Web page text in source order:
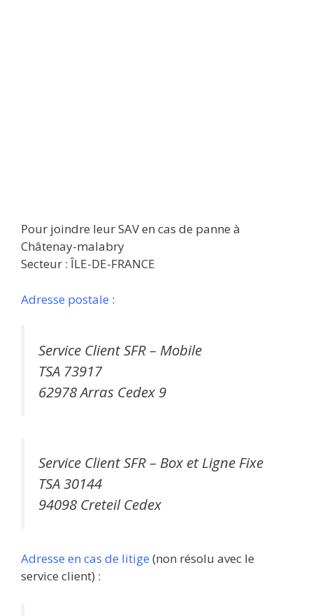
Pour joindre leur SAV en cas de panne à
Châtenay-malabry
Secteur : ÎLE-DE-FRANCE
Adresse postale :
Service Client SFR – Mobile
TSA 73917
62978 Arras Cedex 9
Service Client SFR – Box et Ligne Fixe
TSA 30144
94098 Creteil Cedex
Adresse en cas de litige (non résolu avec le
service client) :